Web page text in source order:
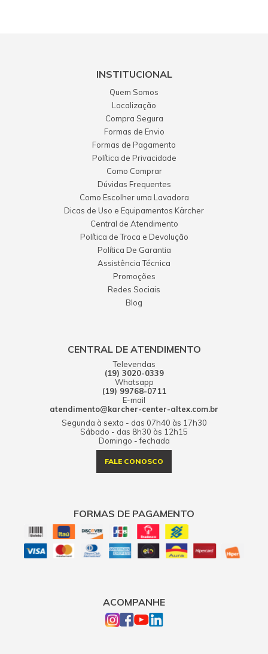
INSTITUCIONAL
Quem Somos
Localização
Compra Segura
Formas de Envio
Formas de Pagamento
Política de Privacidade
Como Comprar
Dúvidas Frequentes
Como Escolher uma Lavadora
Dicas de Uso e Equipamentos Kärcher
Central de Atendimento
Política de Troca e Devolução
Política De Garantia
Assistência Técnica
Promoções
Redes Sociais
Blog
CENTRAL DE ATENDIMENTO
Televendas
(19) 3020-0339
Whatsapp
(19) 99768-0711
E-mail
atendimento@karcher-center-altex.com.br
Segunda à sexta - das 07h40 às 17h30
Sábado - das 8h30 às 12h15
Domingo - fechada
FALE CONOSCO
FORMAS DE PAGAMENTO
ACOMPANHE